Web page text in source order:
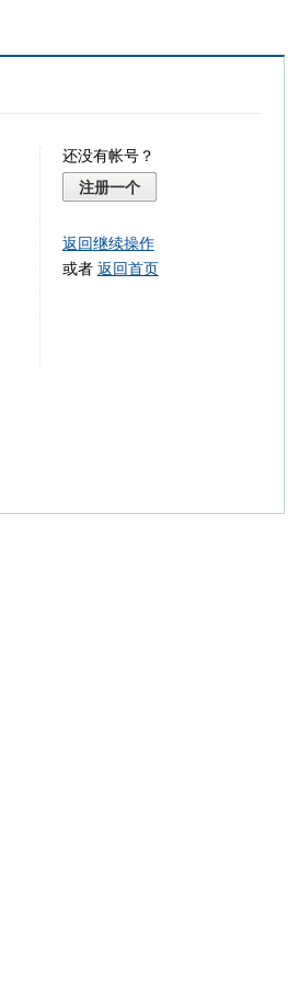
还没有帐号？
注册一个
返回继续操作
或者 返回首页